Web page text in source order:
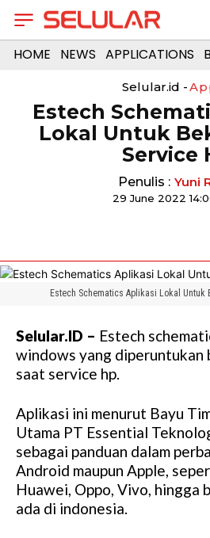
HOME NEWS APPLICATIONS
Selular.id -
Estech
Lokal Untuk
Service
Penulis : Yuni
29 June 2022
Estech Schematics Aplikasi Lokal Untuk
Selular.ID – Estech
windows yang diperuntukan
saat service hp.
Aplikasi ini menurut Bayu
Utama PT Essential
sebagai panduan dalam
Android maupun Apple,
Huawei, Oppo, Vivo, hingga
ada di indonesia.